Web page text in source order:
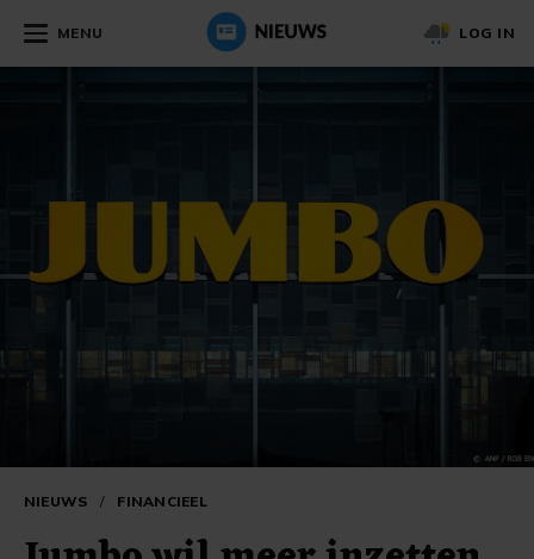
MENU LOG IN
NIEUWS / FINANCIEEL